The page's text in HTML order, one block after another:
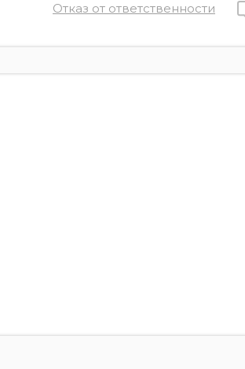
Отказ от ответственности